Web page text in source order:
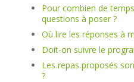
Pour combien de
questions à poser ?
Où lire les réponses à
Doit-on suivre le
Les repas proposés
?